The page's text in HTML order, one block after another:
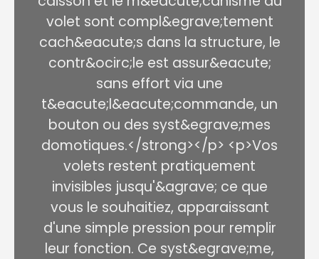
volet sont compl&egrave;tement
cach&eacute;s dans la structure, le
contr&ocirc;le est assur&eacute;
sans effort via une
t&eacute;l&eacute;commande, un
bouton ou des syst&egrave;mes
domotiques.</strong></p> <p>Vos
volets restent pratiquement
invisibles jusqu'&agrave; ce que
vous le souhaitiez, apparaissant
d'une simple pression pour remplir
leur fonction. Ce syst&egrave;me,